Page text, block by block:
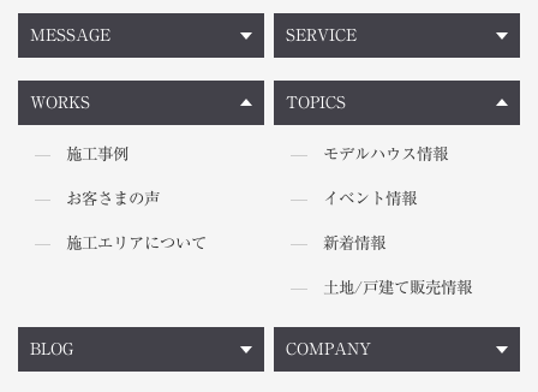
MESSAGE
WORKS
施工事例
お客さまの声
施工エリアについて
TOPICS
モデルハウス情報
イベント情報
新着情報
土地/戸建て販売情報
SERVICE
BLOG COMPANY